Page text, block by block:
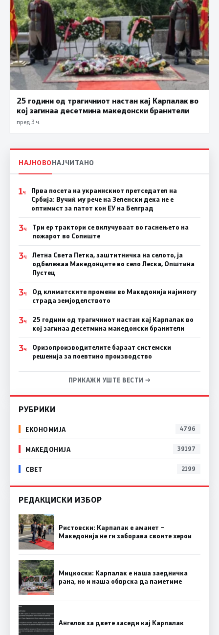
25 години од трагичниот настан кај Карпалак во
кој загинаа десетмина македонски бранители
пред 3 ч.
НАЈНОВОНАЈЧИТАНО
1Ч
Прва посета на украинскиот претседател на
Србија: Вучиќ му рече на Зеленски дека не е
оптимист за патот кон ЕУ на Белград
3Ч
Три ер трактори се вклучуваат во гаснењето на
пожарот во Сопиште
3Ч
Летна Света Петка, заштитничка на селото, ја
одбележаа Македонците во село Леска, Општина
Пустец
3Ч
Од климатските промени во Македонија најмногу
страда земјоделството
3Ч
25 години од трагичниот настан кај Карпалак во
кој загинаа десетмина македонски бранители
3Ч
Оризопроизводителите бараат системски
решенија за поевтино производство
ПРИКАЖИ УШТЕ ВЕСТИ →
РУБРИКИ
ЕКОНОМИЈА 4796
МАКЕДОНИЈА 39197
СВЕТ 2199
РЕДАКЦИСКИ ИЗБОР
Ристовски: Карпалак е аманет –
Македонија не ги заборава своите херои
Мицкоски: Карпалак е наша заедничка
рана, но и наша обврска да паметиме
Ангелов за двете заседи кај Карпалак